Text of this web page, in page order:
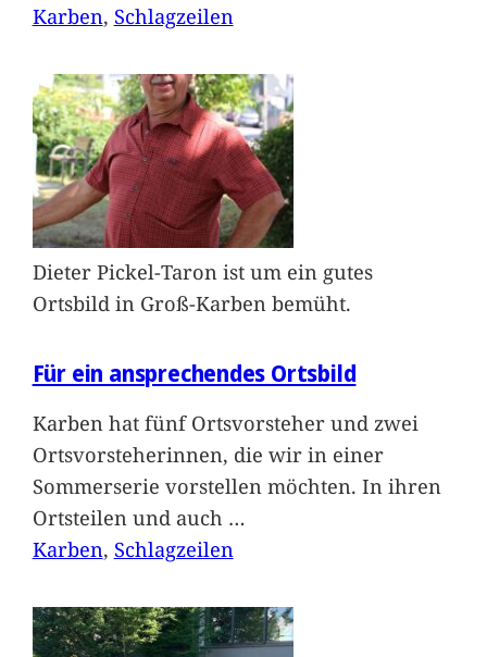
Karben, Schlagzeilen
Dieter Pickel-Taron ist um ein gutes
Ortsbild in Groß-Karben bemüht.
Für ein ansprechendes Ortsbild
Karben hat fünf Ortsvorsteher und zwei
Ortsvorsteherinnen, die wir in einer
Sommerserie vorstellen möchten. In ihren
Ortsteilen und auch …
Karben, Schlagzeilen